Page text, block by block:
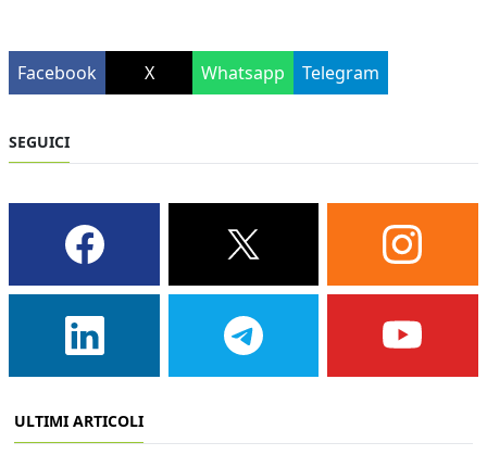
Facebook X Whatsapp Telegram
SEGUICI
ULTIMI ARTICOLI